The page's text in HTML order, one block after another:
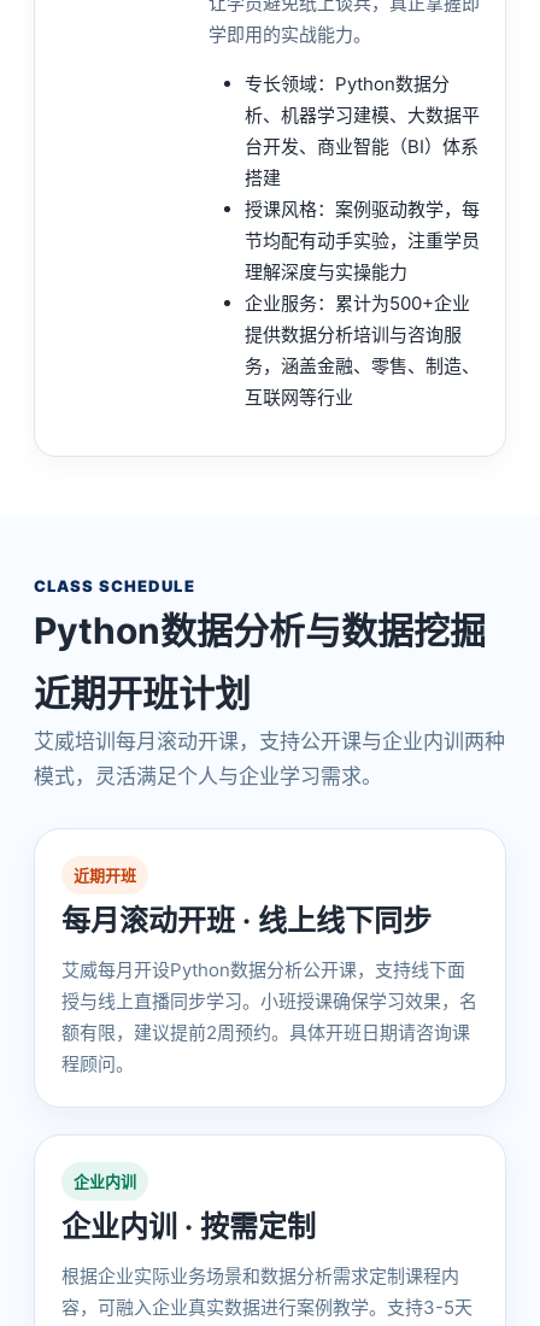
学即用的实战能力。
专长领域：Python数据分
析、机器学习建模、大数据平
台开发、商业智能（BI）体系
搭建
授课风格：案例驱动教学，每
节均配有动手实验，注重学员
理解深度与实操能力
企业服务：累计为500+企业
提供数据分析培训与咨询服
务，涵盖金融、零售、制造、
互联网等行业
CLASS SCHEDULE
Python数据分析与数据挖掘
近期开班计划
艾威培训每月滚动开课，支持公开课与企业内训两种
模式，灵活满足个人与企业学习需求。
近期开班
每月滚动开班 · 线上线下同步
艾威每月开设Python数据分析公开课，支持线下面
授与线上直播同步学习。小班授课确保学习效果，名
额有限，建议提前2周预约。具体开班日期请咨询课
程顾问。
企业内训
企业内训 · 按需定制
根据企业实际业务场景和数据分析需求定制课程内
容，可融入企业真实数据进行案例教学。支持3-5天